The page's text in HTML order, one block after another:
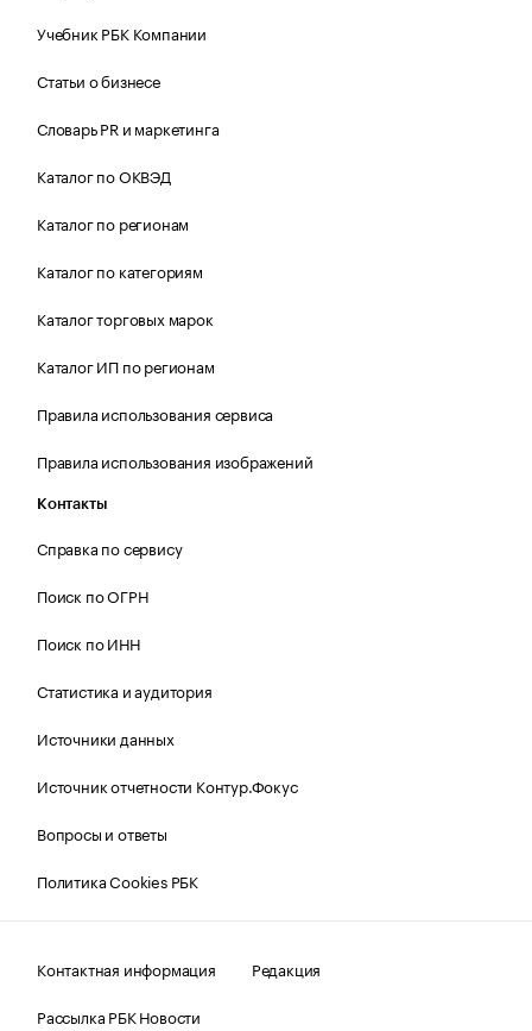
Учебник РБК Компании
Статьи о бизнесе
Словарь PR и маркетинга
Каталог по ОКВЭД
Каталог по регионам
Каталог по категориям
Каталог торговых марок
Каталог ИП по регионам
Правила использования сервиса
Правила использования изображений
Контакты
Справка по сервису
Поиск по ОГРН
Поиск по ИНН
Статистика и аудитория
Источники данных
Источник отчетности Контур.Фокус
Вопросы и ответы
Политика Cookies РБК
Контактная информация
Редакция
Рассылка РБК Новости